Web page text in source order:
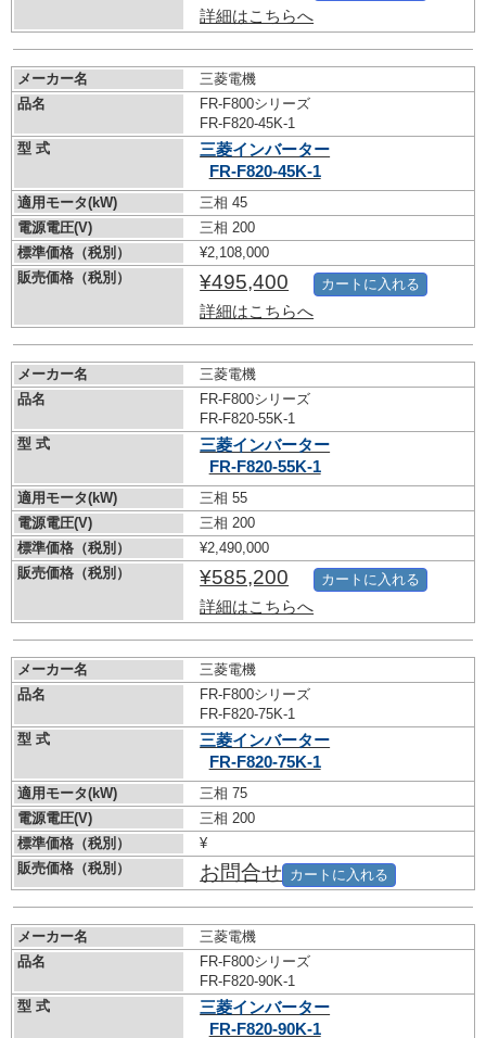
詳細はこちらへ
メーカー名
三菱電機
品名
FR-F800シリーズ
FR-F820-45K-1
型 式
三菱インバーター
FR-F820-45K-1
適用モータ(kW)
三相 45
電源電圧(V)
三相 200
標準価格（税別）
¥2,108,000
販売価格（税別）
¥495,400
詳細はこちらへ
カートに入れる
メーカー名
三菱電機
品名
FR-F800シリーズ
FR-F820-55K-1
型 式
三菱インバーター
FR-F820-55K-1
適用モータ(kW)
三相 55
電源電圧(V)
三相 200
標準価格（税別）
¥2,490,000
販売価格（税別）
¥585,200
詳細はこちらへ
カートに入れる
メーカー名
三菱電機
品名
FR-F800シリーズ
FR-F820-75K-1
型 式
三菱インバーター
FR-F820-75K-1
適用モータ(kW)
三相 75
電源電圧(V)
三相 200
標準価格（税別）
¥
販売価格（税別）
お問合せ カートに入れる
メーカー名
三菱電機
品名
FR-F800シリーズ
FR-F820-90K-1
型 式
三菱インバーター
FR-F820-90K-1